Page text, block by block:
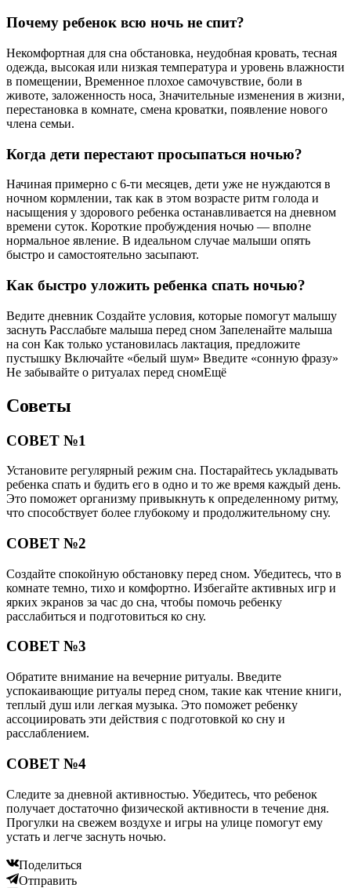
Почему ребенок всю ночь не спит?
Некомфортная для сна обстановка, неудобная кровать, тесная
одежда, высокая или низкая температура и уровень влажности
в помещении, Временное плохое самочувствие, боли в
животе, заложенность носа, Значительные изменения в жизни,
перестановка в комнате, смена кроватки, появление нового
члена семьи.
Когда дети перестают просыпаться ночью?
Начиная примерно с 6-ти месяцев, дети уже не нуждаются в
ночном кормлении, так как в этом возрасте ритм голода и
насыщения у здорового ребенка останавливается на дневном
времени суток. Короткие пробуждения ночью — вполне
нормальное явление. В идеальном случае малыши опять
быстро и самостоятельно засыпают.
Как быстро уложить ребенка спать ночью?
Ведите дневник Создайте условия, которые помогут малышу
заснуть Расслабьте малыша перед сном Запеленайте малыша
на сон Как только установилась лактация, предложите
пустышку Включайте «белый шум» Введите «сонную фразу»
Не забывайте о ритуалах перед сномЕщё
Советы
СОВЕТ №1
Установите регулярный режим сна. Постарайтесь укладывать
ребенка спать и будить его в одно и то же время каждый день.
Это поможет организму привыкнуть к определенному ритму,
что способствует более глубокому и продолжительному сну.
СОВЕТ №2
Создайте спокойную обстановку перед сном. Убедитесь, что в
комнате темно, тихо и комфортно. Избегайте активных игр и
ярких экранов за час до сна, чтобы помочь ребенку
расслабиться и подготовиться ко сну.
СОВЕТ №3
Обратите внимание на вечерние ритуалы. Введите
успокаивающие ритуалы перед сном, такие как чтение книги,
теплый душ или легкая музыка. Это поможет ребенку
ассоциировать эти действия с подготовкой ко сну и
расслаблением.
СОВЕТ №4
Следите за дневной активностью. Убедитесь, что ребенок
получает достаточно физической активности в течение дня.
Прогулки на свежем воздухе и игры на улице помогут ему
устать и легче заснуть ночью.
Поделиться
Отправить